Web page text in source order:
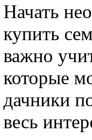
Начать
купить
важно
которые
дачники
весь